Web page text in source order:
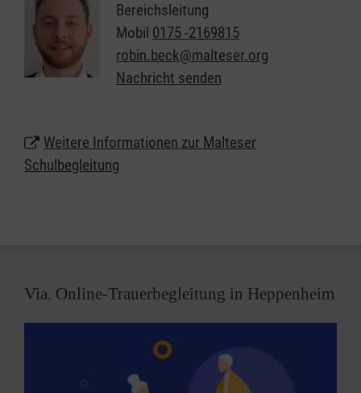
Diese Unterstützung geben wir ganz individuell, je
nachdem was die Kinder und Jugendlichen
brauchen, und im Einklang mit den Vorgaben der
Bereichsleitung
Mobil 0175 -2169815
robin.beck@malteser.org
Nachricht senden
Weitere Informationen zur Malteser
Schulbegleitung
Via. Online-Trauerbegleitung in Heppenheim